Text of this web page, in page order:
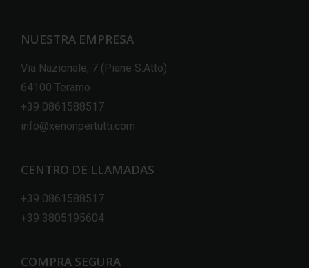
NUESTRA EMPRESA
Via Nazionale, 7 (Piane S.Atto)
64100 Teramo
+39 0861588517
info@xenonpertutti.com
CENTRO DE LLAMADAS
+39 0861588517
+39 3805195604
COMPRA SEGURA